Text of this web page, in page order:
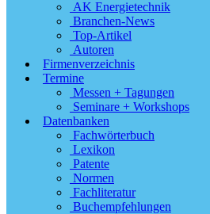
AK Energietechnik
Branchen-News
Top-Artikel
Autoren
Firmenverzeichnis
Termine
Messen + Tagungen
Seminare + Workshops
Datenbanken
Fachwörterbuch
Lexikon
Patente
Normen
Fachliteratur
Buchempfehlungen